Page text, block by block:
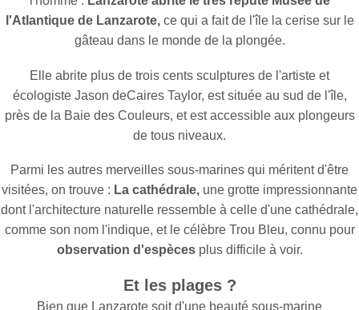
l'Atlantique de Lanzarote, ce qui a fait de l'île la cerise sur le
gâteau dans le monde de la plongée.
Elle abrite plus de trois cents sculptures de l'artiste et
écologiste Jason deCaires Taylor, est située au sud de l'île,
près de la Baie des Couleurs, et est accessible aux plongeurs
de tous niveaux.
Parmi les autres merveilles sous-marines qui méritent d'être
visitées, on trouve : La cathédrale, une grotte impressionnante
dont l'architecture naturelle ressemble à celle d'une cathédrale,
comme son nom l'indique, et le célèbre Trou Bleu, connu pour
observation d'espèces plus difficile à voir.
Et les plages ?
Bien que Lanzarote soit d'une beauté sous-marine